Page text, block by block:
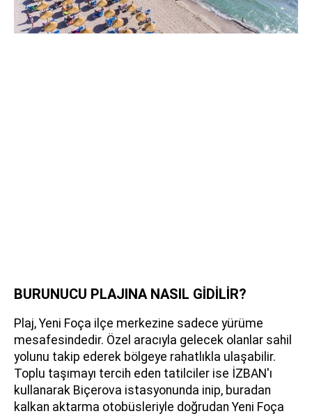
BURUNUCU PLAJINA NASIL GİDİLİR?
Plaj, Yeni Foça ilçe merkezine sadece yürüme
mesafesindedir. Özel aracıyla gelecek olanlar sahil
yolunu takip ederek bölgeye rahatlıkla ulaşabilir.
Toplu taşımayı tercih eden tatilciler ise İZBAN'ı
kullanarak Biçerova istasyonunda inip, buradan
kalkan aktarma otobüsleriyle doğrudan Yeni Foça